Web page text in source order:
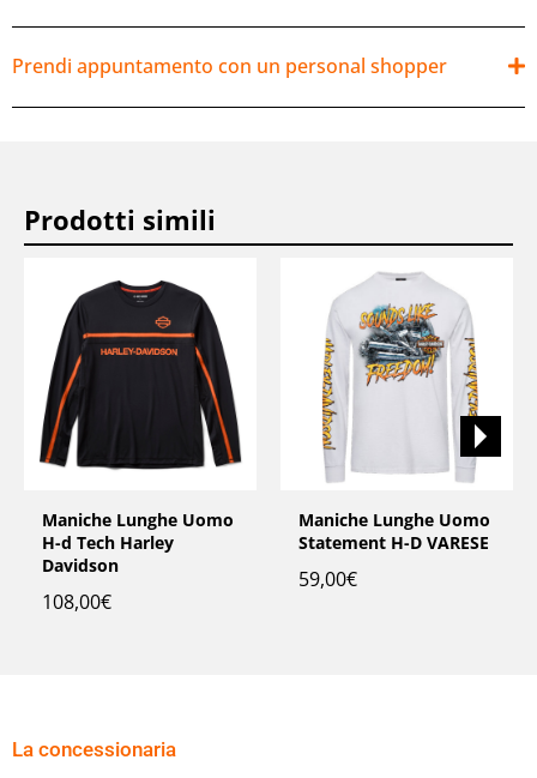
Prendi appuntamento con un personal shopper
Prodotti simili
Maniche Lunghe Uomo
H-d Tech Harley
Davidson
108,00€
Maniche Lunghe Uomo
Statement H-D VARESE
59,00€
La concessionaria